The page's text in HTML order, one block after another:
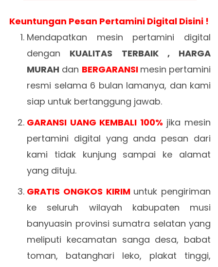
Keuntungan Pesan Pertamini Digital Disini !
Mendapatkan mesin pertamini digital
dengan KUALITAS TERBAIK , HARGA
MURAH dan BERGARANSI mesin pertamini
resmi selama 6 bulan lamanya, dan kami
siap untuk bertanggung jawab.
GARANSI UANG KEMBALI 100% jika mesin
pertamini digital yang anda pesan dari
kami tidak kunjung sampai ke alamat
yang dituju.
GRATIS ONGKOS KIRIM untuk pengiriman
ke seluruh wilayah kabupaten musi
banyuasin provinsi sumatra selatan yang
meliputi kecamatan sanga desa, babat
toman, batanghari leko, plakat tinggi,